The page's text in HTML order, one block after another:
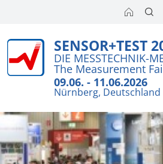
SENSOR+TEST
DIE MESSTECHNIK-
The Measurement
09.06. - 11.06.2026
Nürnberg, Deutschland